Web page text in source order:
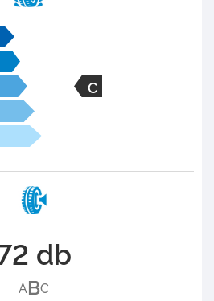
C
db
ABC